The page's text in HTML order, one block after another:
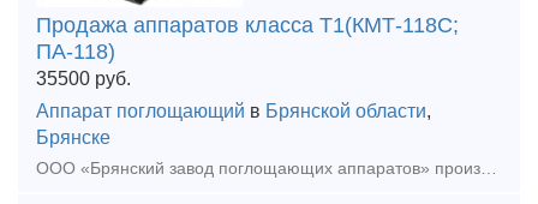
Продажа аппаратов класса Т1(КМТ-118С;
ПА-118)
35500 руб.
Аппарат поглощающий в Брянской области,
Брянске
ООО «Брянский завод поглощающих аппаратов» производит поглощающие аппараты и предлагает к поставке аппараты класса Т1(КМТ-118С; ПА-118), а также производим ремонт ПМКП-110, с более подробной информаци